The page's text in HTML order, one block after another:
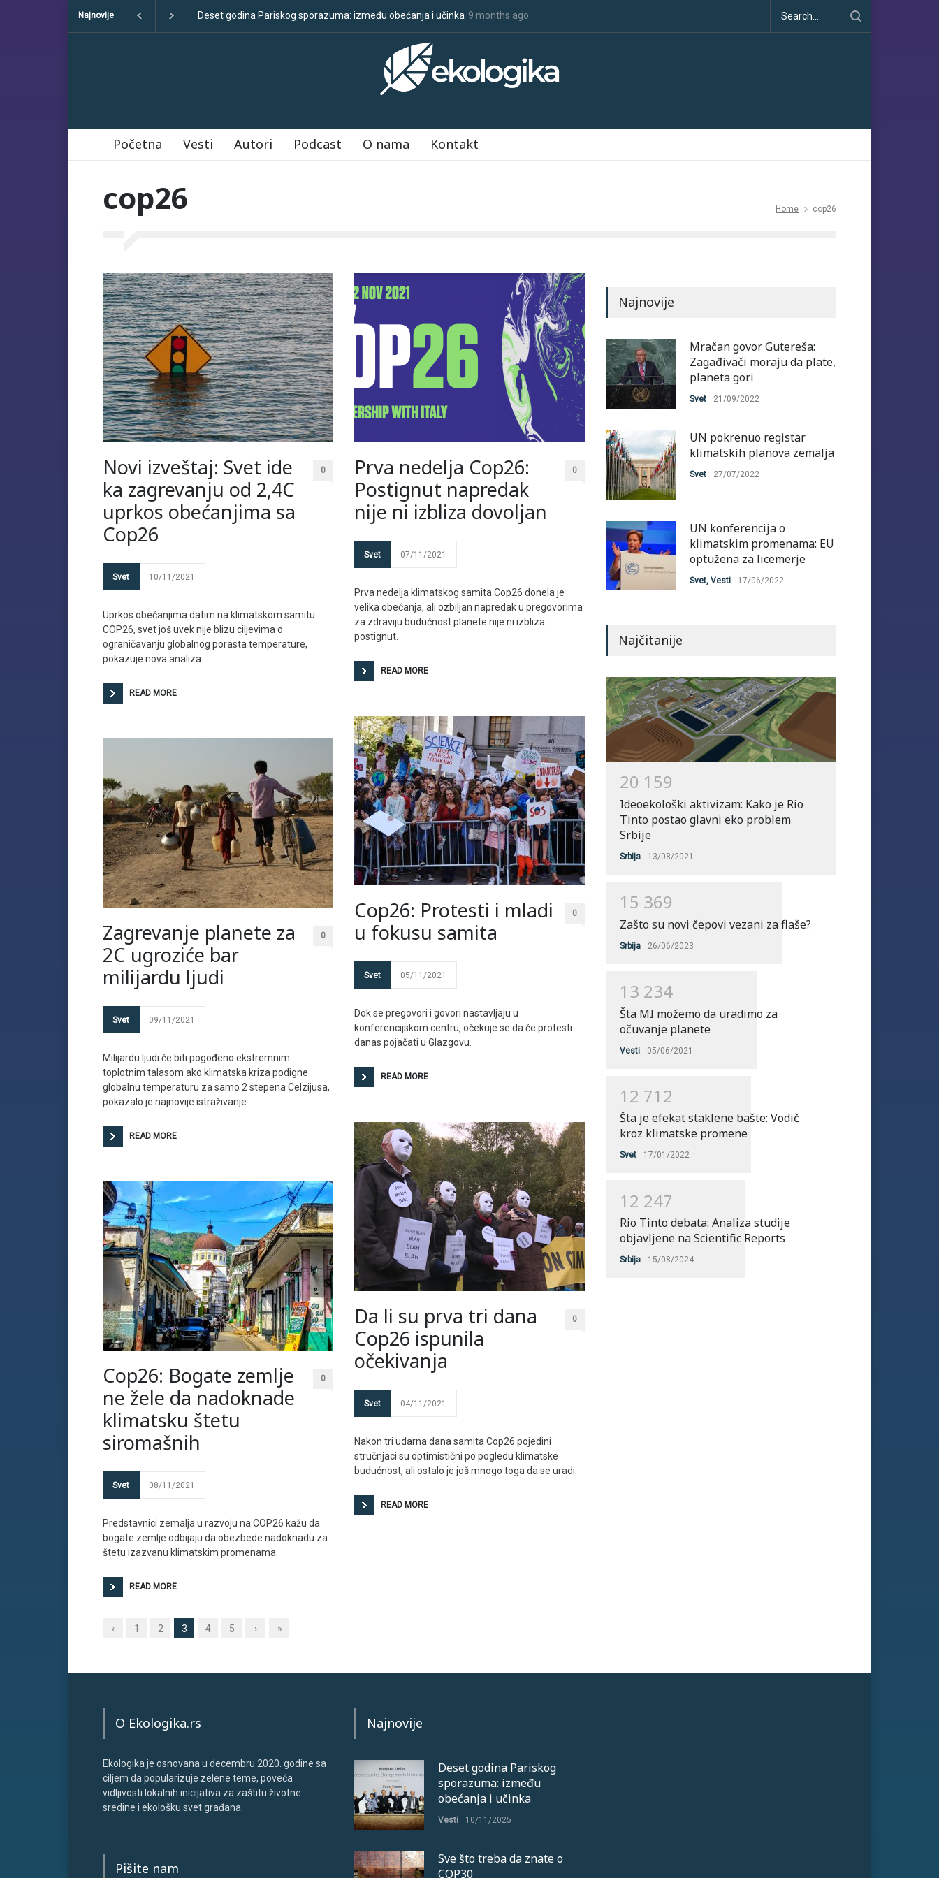
Najnovije
godina Pariskog sporazuma: između obećanja i učinka Sve što treba da znate o COP30 Klimatske dezinformacije u porastu uoči COP30
9 months ago
Početna Vesti Autori Podcast O nama Kontakt
cop26 Home cop26
Novi izveštaj: Svet ide
ka zagrevanju od 2,4C
uprkos obećanjima sa
Cop26
0
Svet 10/11/2021
Uprkos obećanjima datim na klimatskom samitu
COP26, svet još uvek nije blizu ciljevima o
ograničavanju globalnog porasta temperature,
pokazuje nova analiza.
READ MORE
Zagrevanje planete za
2C ugroziće bar
milijardu ljudi
0
Svet 09/11/2021
Milijardu ljudi će biti pogođeno ekstremnim
toplotnim talasom ako klimatska kriza podigne
globalnu temperaturu za samo 2 stepena Celzijusa,
pokazalo je najnovije istraživanje
READ MORE
Cop26: Bogate zemlje
ne žele da nadoknade
klimatsku štetu
siromašnih
0
Svet 08/11/2021
Predstavnici zemalja u razvoju na COP26 kažu da
bogate zemlje odbijaju da obezbede nadoknadu za
štetu izazvanu klimatskim promenama.
READ MORE
Prva nedelja Cop26:
Postignut napredak
nije ni izbliza dovoljan
0
Svet 07/11/2021
Prva nedelja klimatskog samita Cop26 donela je
velika obećanja, ali ozbiljan napredak u pregovorima
za zdraviju budućnost planete nije ni izbliza
postignut.
READ MORE
Cop26: Protesti i mladi
u fokusu samita
0
Svet 05/11/2021
Dok se pregovori i govori nastavljaju u
konferencijskom centru, očekuje se da će protesti
danas pojačati u Glazgovu.
READ MORE
Da li su prva tri dana
Cop26 ispunila
očekivanja
0
Svet 04/11/2021
Nakon tri udarna dana samita Cop26 pojedini
stručnjaci su optimistični po pogledu klimatske
budućnost, ali ostalo je još mnogo toga da se uradi.
READ MORE
‹ 1 2 3 4 5 › »
Najnovije
Mračan govor Gutereša:
Zagađivači moraju da plate,
planeta gori
Svet 21/09/2022
UN pokrenuo registar
klimatskih planova zemalja
Svet 27/07/2022
UN konferencija o
klimatskim promenama: EU
optužena za licemerje
Svet, Vesti 17/06/2022
Naučnici upozoravaju:
Prethodnih sedam godina
su najtoplije u istoriji
Svet 11/01/2022
Najčitanije
20 1 59
Ideoekološki aktivizam: Kako je Rio
Tinto postao glavni eko problem
Srbije
Srbija 13/08/2021
1 5 369
Zašto su novi čepovi vezani za flaše?
Srbija 26/06/2023
1 3 234
Šta MI možemo da uradimo za
očuvanje planete
Vesti 05/06/2021
1 2 71 2
Šta je efekat staklene bašte: Vodič
kroz klimatske promene
Svet 17/01/2022
1 2 247
Rio Tinto debata: Analiza studije
objavljene na Scientific Reports
Srbija 15/08/2024
O Ekologika.rs
Ekologika je osnovana u decembru 2020. godine sa
ciljem da popularizuje zelene teme, poveća
vidljivosti lokalnih inicijativa za zaštitu životne
sredine i ekološku svet građana.
Pišite nam
Najnovije
Deset godina Pariskog
sporazuma: između
obećanja i učinka
Vesti 10/11/2025
Sve što treba da znate o
COP30